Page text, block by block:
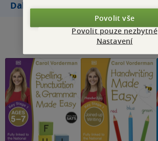
Další knihy autora
Povolit vše
Povolit pouze nezbytné
Nastavení